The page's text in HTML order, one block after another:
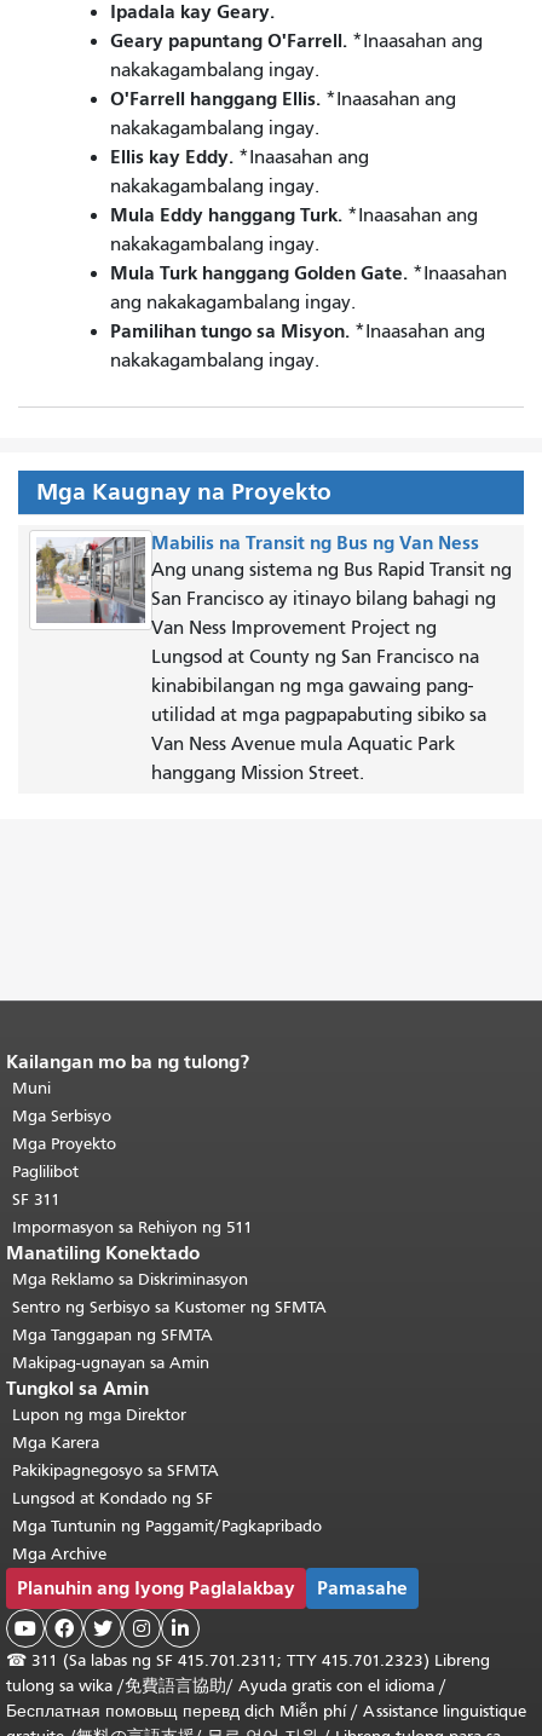
Ipadala kay Geary.
Geary papuntang O'Farrell. *Inaasahan ang
nakakagambalang ingay.
O'Farrell hanggang Ellis. *Inaasahan ang
nakakagambalang ingay.
Ellis kay Eddy. *Inaasahan ang
nakakagambalang ingay.
Mula Eddy hanggang Turk. *Inaasahan ang
nakakagambalang ingay.
Mula Turk hanggang Golden Gate. *Inaasahan
ang nakakagambalang ingay.
Pamilihan tungo sa Misyon. *Inaasahan ang
nakakagambalang ingay.
Mga Kaugnay na Proyekto
Mabilis na Transit ng Bus ng Van Ness
Ang unang sistema ng Bus Rapid Transit ng
San Francisco ay itinayo bilang bahagi ng
Van Ness Improvement Project ng
Lungsod at County ng San Francisco na
kinabibilangan ng mga gawaing pang-
utilidad at mga pagpapabuting sibiko sa
Van Ness Avenue mula Aquatic Park
hanggang Mission Street.
Katapusan ng nilalaman ng
pahina.
pahinang ito ay nauulit sa bawat
pahina.Bumalik sa itaas ng
pangunahing nilalaman
Kailangan mo ba ng tulong?
Muni
Mga Serbisyo
Mga Proyekto
Paglilibot
SF 311
Impormasyon sa Rehiyon ng 511
Manatiling Konektado
Mga Reklamo sa Diskriminasyon
Sentro ng Serbisyo sa Kustomer ng SFMTA
Mga Tanggapan ng SFMTA
Makipag-ugnayan sa Amin
Tungkol sa Amin
Lupon ng mga Direktor
Mga Karera
Pakikipagnegosyo sa SFMTA
Lungsod at Kondado ng SF
Mga Tuntunin ng Paggamit/Pagkapribado
Mga Archive
Planuhin ang Iyong Paglalakbay Pamasahe
    
☎ 311 (Sa labas ng SF 415.701.2311; TTY 415.701.2323) Libreng
tulong sa wika /免費語言協助/ Ayuda gratis con el idioma /
Бесплатная помовьщ перевд dịch Miễn phí/ Assistance linguistique